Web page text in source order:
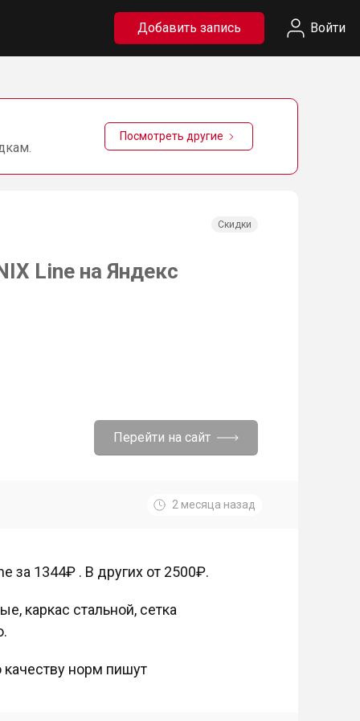
Добавить запись Войти
Посмотреть другие
Скидки
Line на Яндекс
Перейти на сайт
2 месяца назад
за 1344₽ . В других от 2500₽.
каркас стальной, сетка
норм пишут